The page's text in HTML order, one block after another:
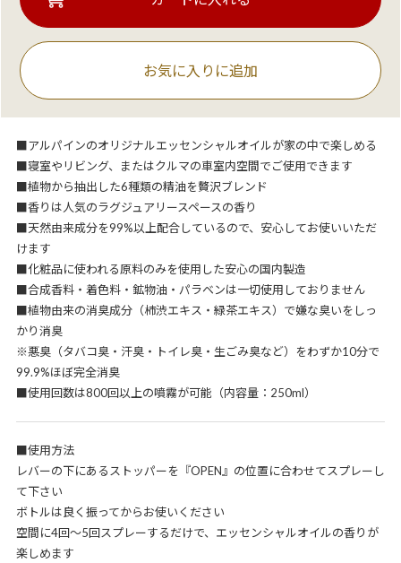
お気に入りに追加
■アルパインのオリジナルエッセンシャルオイルが家の中で楽しめる
■寝室やリビング、またはクルマの車室内空間でご使用できます
■植物から抽出した6種類の精油を贅沢ブレンド
■香りは人気のラグジュアリースペースの香り
■天然由来成分を99%以上配合しているので、安心してお使いいただ
けます
■化粧品に使われる原料のみを使用した安心の国内製造
■合成香料・着色料・鉱物油・パラベンは一切使用しておりません
■植物由来の消臭成分（柿渋エキス・緑茶エキス）で嫌な臭いをしっ
かり消臭
※悪臭（タバコ臭・汗臭・トイレ臭・生ごみ臭など）をわずか10分で
99.9%ほぼ完全消臭
■使用回数は800回以上の噴霧が可能（内容量：250ml）
■使用方法
レバーの下にあるストッパーを『OPEN』の位置に合わせてスプレーし
て下さい
ボトルは良く振ってからお使いください
空間に4回～5回スプレーするだけで、エッセンシャルオイルの香りが
楽しめます